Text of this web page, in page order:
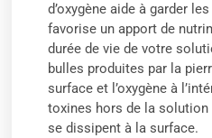
d’oxygène aide à garder
favorise un apport de
durée de vie de votre
bulles produites par la
surface et l’oxygène à
toxines hors de la solution
se dissipent à la surface.